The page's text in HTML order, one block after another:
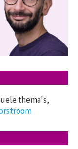
thema's,